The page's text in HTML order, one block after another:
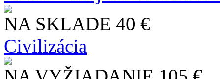
NA SKLADE 40 €
Civilizácia